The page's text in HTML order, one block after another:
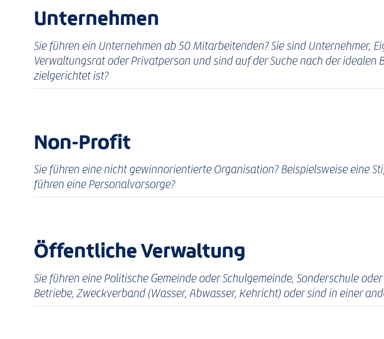
Unternehmen
Sie führen ein Unternehmen ab 50 Mitarbeitenden? Sie sind Unternehmer,
Verwaltungsrat oder Privatperson und sind auf der Suche nach der
zielgerichtet ist?
Non-Profit
Sie führen eine nicht gewinnorientierte Organisation? Beispielsweise eine
führen eine Personalvorsorge?
Öffentliche Verwaltung
Sie führen eine Politische Gemeinde oder Schulgemeinde, Sonderschule
Betriebe, Zweckverband (Wasser, Abwasser, Kehricht) oder sind in einer